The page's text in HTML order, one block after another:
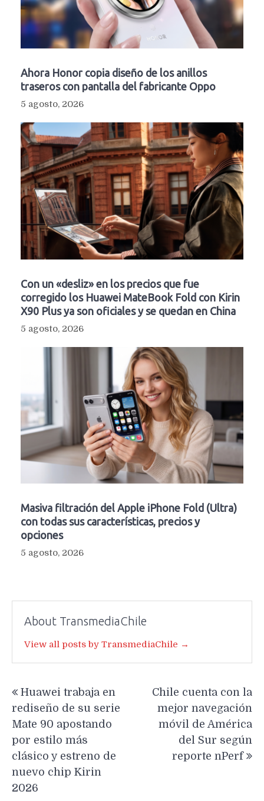
Ahora Honor copia diseño de los anillos
traseros con pantalla del fabricante Oppo
5 agosto, 2026
Con un «desliz» en los precios que fue
corregido los Huawei MateBook Fold con Kirin
X90 Plus ya son oficiales y se quedan en China
5 agosto, 2026
Masiva filtración del Apple iPhone Fold (Ultra)
con todas sus características, precios y
opciones
5 agosto, 2026
About TransmediaChile
View all posts by TransmediaChile →
de
entradas
Huawei trabaja en
rediseño de su serie
Mate 90 apostando
por estilo más
clásico y estreno de
nuevo chip Kirin
2026
Chile cuenta con la
mejor navegación
móvil de América
del Sur según
reporte nPerf